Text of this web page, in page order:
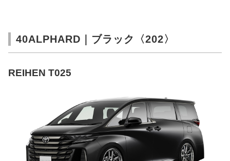
40ALPHARD｜ブラック〈202〉
REIHEN T025